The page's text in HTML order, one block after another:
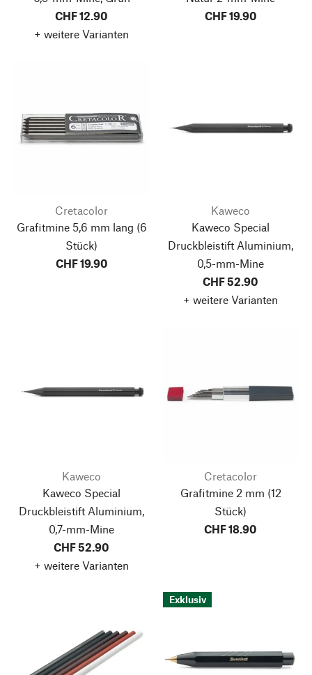
CHF 12.90
+ weitere Varianten
CHF 19.90
Cretacolor
Grafitmine 5,6 mm lang (6
Stück)
CHF 19.90
Kaweco
Kaweco Special
Druckbleistift Aluminium,
0,5-mm-Mine
CHF 52.90
+ weitere Varianten
Kaweco
Kaweco Special
Druckbleistift Aluminium,
0,7-mm-Mine
CHF 52.90
+ weitere Varianten
Cretacolor
Grafitmine 2 mm (12
Stück)
CHF 18.90
Exklusiv